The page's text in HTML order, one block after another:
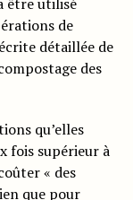
de
détaillée de
des
qu’elles
fois supérieur à
« des
que pour